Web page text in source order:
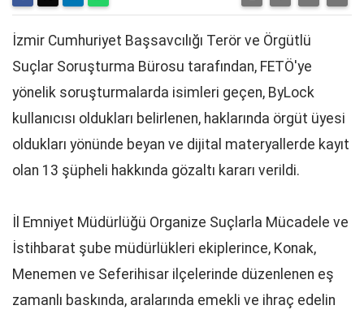
İzmir Cumhuriyet Başsavcılığı Terör ve Örgütlü
Suçlar Soruşturma Bürosu tarafından, FETÖ'ye
yönelik soruşturmalarda isimleri geçen, ByLock
kullanıcısı oldukları belirlenen, haklarında örgüt üyesi
oldukları yönünde beyan ve dijital materyallerde kayıt
olan 13 şüpheli hakkında gözaltı kararı verildi.
İl Emniyet Müdürlüğü Organize Suçlarla Mücadele ve
İstihbarat şube müdürlükleri ekiplerince, Konak,
Menemen ve Seferihisar ilçelerinde düzenlenen eş
zamanlı baskında, aralarında emekli ve ihraç edelin